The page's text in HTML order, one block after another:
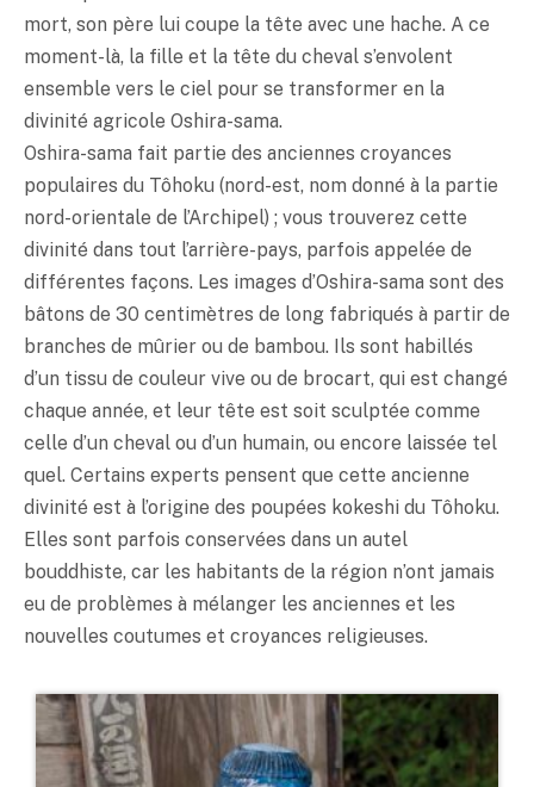
mort, son père lui coupe la tête avec une hache. A ce
moment-là, la fille et la tête du cheval s’envolent
ensemble vers le ciel pour se transformer en la
divinité agricole Oshira-sama.
Oshira-sama fait partie des anciennes croyances
populaires du Tôhoku (nord-est, nom donné à la partie
nord-orientale de l’Archipel) ; vous trouverez cette
divinité dans tout l’arrière-pays, parfois appelée de
différentes façons. Les images d’Oshira-sama sont des
bâtons de 30 centimètres de long fabriqués à partir de
branches de mûrier ou de bambou. Ils sont habillés
d’un tissu de couleur vive ou de brocart, qui est changé
chaque année, et leur tête est soit sculptée comme
celle d’un cheval ou d’un humain, ou encore laissée tel
quel. Certains experts pensent que cette ancienne
divinité est à l’origine des poupées kokeshi du Tôhoku.
Elles sont parfois conservées dans un autel
bouddhiste, car les habitants de la région n’ont jamais
eu de problèmes à mélanger les anciennes et les
nouvelles coutumes et croyances religieuses.